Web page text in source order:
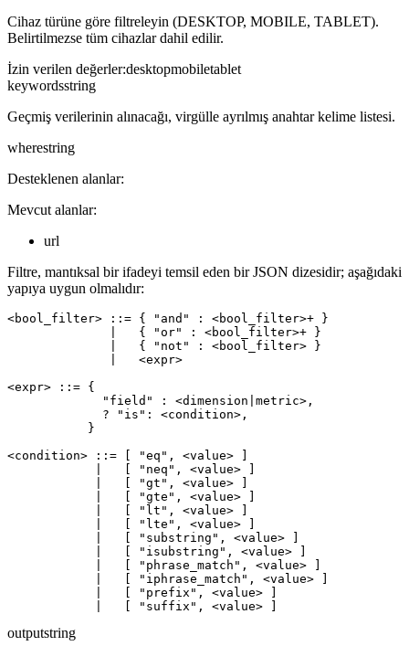
Cihaz türüne göre filtreleyin (DESKTOP, MOBILE, TABLET).
Belirtilmezse tüm cihazlar dahil edilir.
İzin verilen değerler:desktopmobiletablet
keywordsstring
Geçmiş verilerinin alınacağı, virgülle ayrılmış anahtar kelime listesi.
wherestring
Desteklenen alanlar:
Mevcut alanlar:
url
Filtre, mantıksal bir ifadeyi temsil eden bir JSON dizesidir; aşağıdaki
yapıya uygun olmalıdır:
<bool_filter> ::= { "and" : <bool_filter>+ }
              |   { "or" : <bool_filter>+ }
              |   { "not" : <bool_filter> }
              |   <expr>
<expr> ::= {
             "field" : <dimension|metric>,
             ? "is": <condition>,
           }
<condition> ::= [ "eq", <value> ]
            |   [ "neq", <value> ]
            |   [ "gt", <value> ]
            |   [ "gte", <value> ]
            |   [ "lt", <value> ]
            |   [ "lte", <value> ]
            |   [ "substring", <value> ]
            |   [ "isubstring", <value> ]
            |   [ "phrase_match", <value> ]
            |   [ "iphrase_match", <value> ]
            |   [ "prefix", <value> ]
outputstring